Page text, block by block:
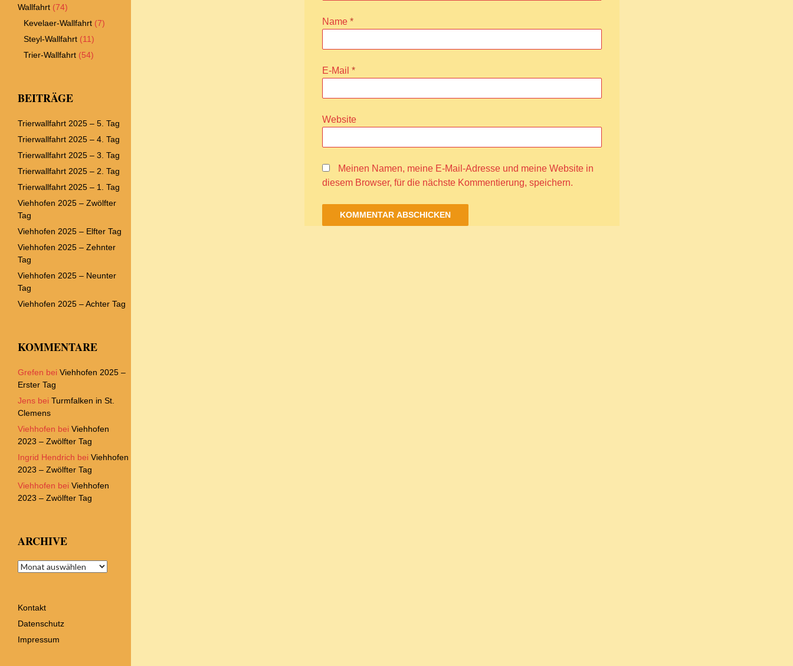
Name *
E-Mail *
Website
Meinen Namen, meine E-Mail-Adresse und meine Website in
diesem Browser, für die nächste Kommentierung, speichern.
Wallfahrt (74)
Kevelaer-Wallfahrt (7)
Steyl-Wallfahrt (11)
Trier-Wallfahrt (54)
BEITRÄGE
Trierwallfahrt 2025 – 5. Tag
Trierwallfahrt 2025 – 4. Tag
Trierwallfahrt 2025 – 3. Tag
Trierwallfahrt 2025 – 2. Tag
Trierwallfahrt 2025 – 1. Tag
Viehhofen 2025 – Zwölfter
Tag
Viehhofen 2025 – Elfter Tag
Viehhofen 2025 – Zehnter
Tag
Viehhofen 2025 – Neunter
Tag
Viehhofen 2025 – Achter Tag
KOMMENTARE
Grefen bei Viehhofen 2025 –
Erster Tag
Jens bei Turmfalken in St.
Clemens
Viehhofen bei Viehhofen
2023 – Zwölfter Tag
Ingrid Hendrich bei Viehhofen
2023 – Zwölfter Tag
Viehhofen bei Viehhofen
2023 – Zwölfter Tag
ARCHIVE
Archive
Kontakt
Datenschutz
Impressum